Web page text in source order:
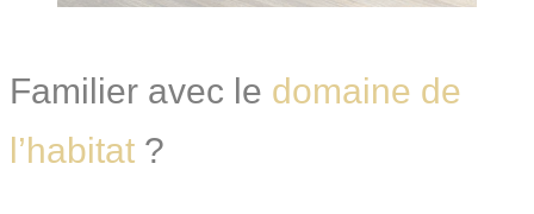
Familier avec le domaine de
l’habitat ?